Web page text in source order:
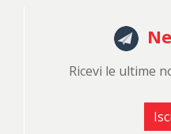
Ricevi le ultime